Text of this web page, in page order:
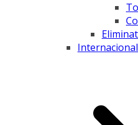
Internacional